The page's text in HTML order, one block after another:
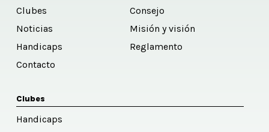
Clubes
Noticias
Handicaps
Contacto
Consejo
Misión y visión
Reglamento
Clubes
Handicaps